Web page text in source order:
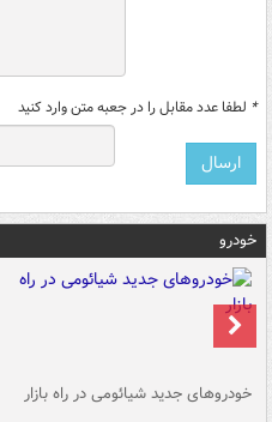
* لطفا عدد مقابل را در جعبه متن وارد کنید
خودرو
خودروهای جدید شیائومی در راه بازار